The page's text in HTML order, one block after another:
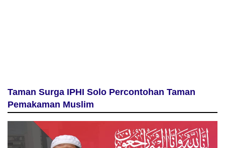
Taman Surga IPHI Solo Percontohan Taman
Pemakaman Muslim